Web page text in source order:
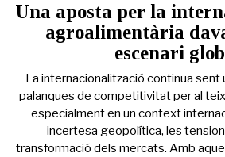
Una aposta per la
agroalimentària
escenari
La internacionalització continua sent
palanques de competitivitat per al
especialment en un context
incertesa geopolítica, les
transformació dels mercats. Amb